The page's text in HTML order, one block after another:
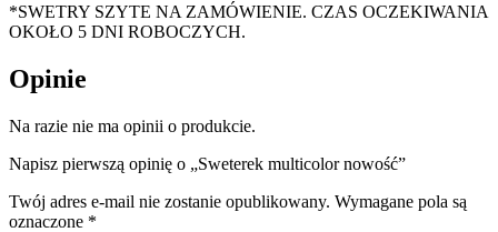
*SWETRY SZYTE NA ZAMÓWIENIE. CZAS OCZEKIWANIA
OKOŁO 5 DNI ROBOCZYCH.
Opinie
Na razie nie ma opinii o produkcie.
Napisz pierwszą opinię o „Sweterek multicolor nowość”
Twój adres e-mail nie zostanie opublikowany. Wymagane pola są
oznaczone *